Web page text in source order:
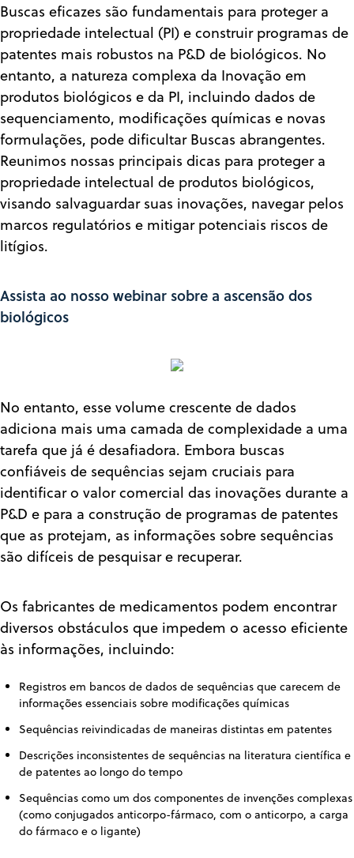
Buscas eficazes são fundamentais para proteger a
propriedade intelectual (PI) e construir programas de
patentes mais robustos na P&D de biológicos. No
entanto, a natureza complexa da Inovação em
produtos biológicos e da PI, incluindo dados de
sequenciamento, modificações químicas e novas
formulações, pode dificultar Buscas abrangentes.
Reunimos nossas principais dicas para proteger a
propriedade intelectual de produtos biológicos,
visando salvaguardar suas inovações, navegar pelos
marcos regulatórios e mitigar potenciais riscos de
litígios.
Assista ao nosso webinar sobre a ascensão dos
biológicos
No entanto, esse volume crescente de dados
adiciona mais uma camada de complexidade a uma
tarefa que já é desafiadora. Embora buscas
confiáveis de sequências sejam cruciais para
identificar o valor comercial das inovações durante a
P&D e para a construção de programas de patentes
que as protejam, as informações sobre sequências
são difíceis de pesquisar e recuperar.
Os fabricantes de medicamentos podem encontrar
diversos obstáculos que impedem o acesso eficiente
às informações, incluindo:
Registros em bancos de dados de sequências que carecem de
informações essenciais sobre modificações químicas
Sequências reivindicadas de maneiras distintas em patentes
Descrições inconsistentes de sequências na literatura científica e
de patentes ao longo do tempo
Sequências como um dos componentes de invenções complexas
(como conjugados anticorpo-fármaco, com o anticorpo, a carga
do fármaco e o ligante)